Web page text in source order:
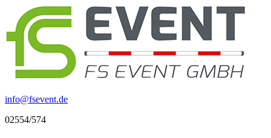
info@fsevent.de
02554/574